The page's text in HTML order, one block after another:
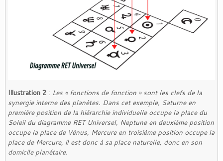
Illustration 2 : Les « fonctions de fonction » sont les clefs de la
synergie interne des planètes. Dans cet exemple, Saturne en
première position de la hiérarchie individuelle occupe la place du
Soleil du diagramme RET Universel, Neptune en deuxième position
occupe la place de Vénus, Mercure en troisième position occupe la
place de Mercure, il est donc à sa place naturelle, donc en son
domicile planétaire.